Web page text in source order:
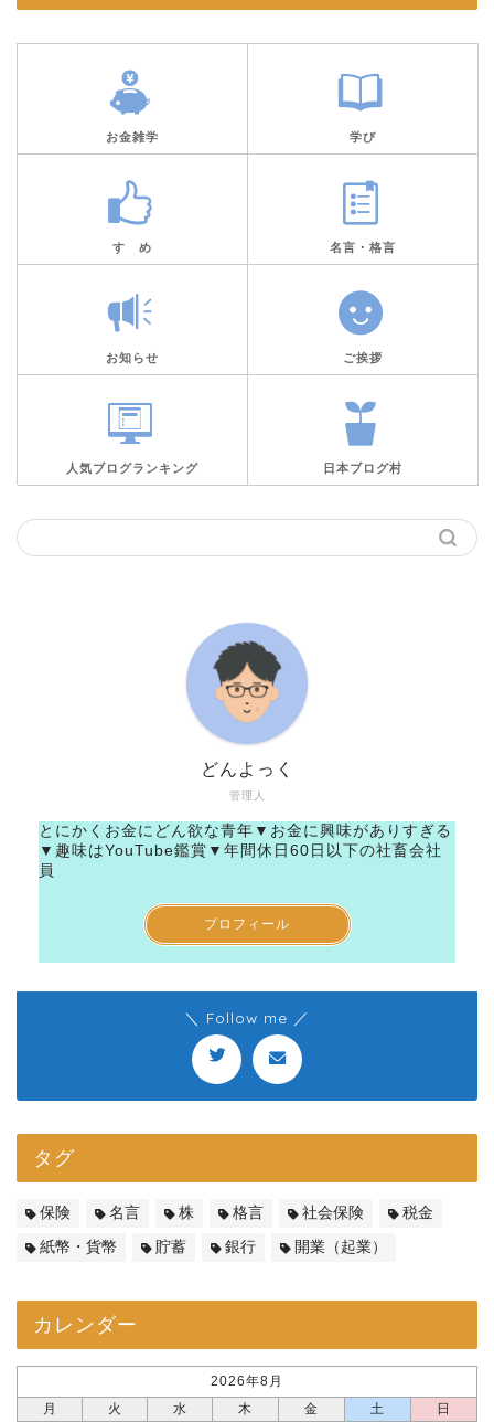
お金雑学 学び
すゝめ 名言・格言
お知らせ ご挨拶
人気ブログランキング 日本ブログ村
管理人
どんよっく
とにかくお金にどん欲な青年▼お金に興味がありすぎる
▼趣味はYouTube鑑賞▼年間休日60日以下の社畜会社
員
プロフィール
＼ Follow me ／
タグ
保険 名言 株 格言 社会保険 税金
紙幣・貨幣 貯蓄 銀行 開業（起業）
カレンダー
2026年8月
月
火 水 木 金 土
日